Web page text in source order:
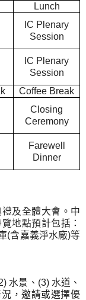
Lunch
IC Plenary
Session
IC Plenary
Session
Coffee Break
Closing
Ceremony
Farewell
Dinner
及全體大會。中
地點預計包括：
(含嘉義淨水廠)等
水景、 (3) 水道、
，邀請或選擇優